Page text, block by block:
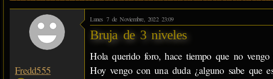
Fredd555
Lunes 7 de Noviembre, 2022 23:09
Bruja de 3 niveles
Hola querido foro, hace tiempo que no
Hoy vengo con una duda ¿alguno sabe que